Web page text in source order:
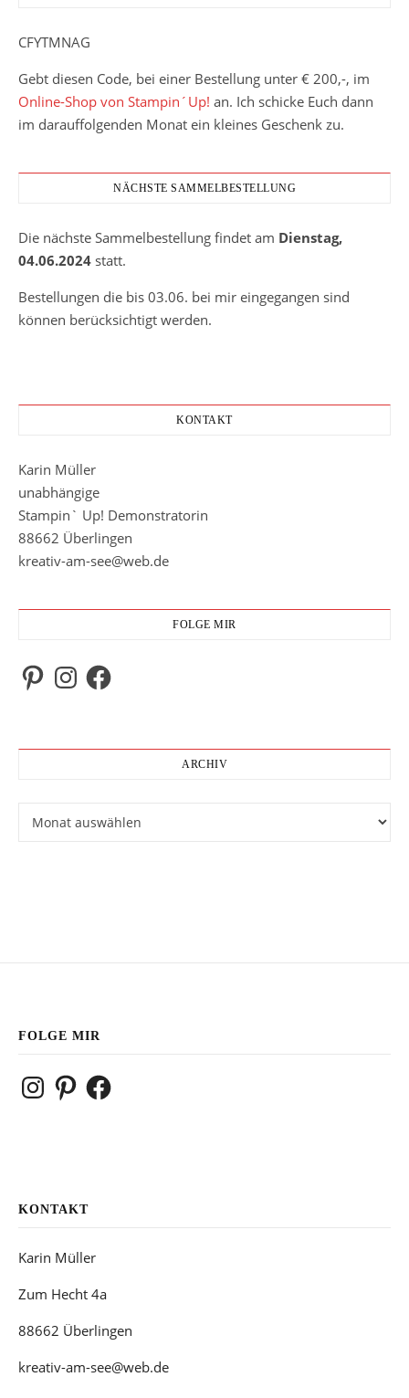
CFYTMNAG
Gebt diesen Code, bei einer Bestellung unter € 200,-, im
Online-Shop von Stampin´Up! an. Ich schicke Euch dann
im darauffolgenden Monat ein kleines Geschenk zu.
NÄCHSTE SAMMELBESTELLUNG
Die nächste Sammelbestellung findet am Dienstag,
04.06.2024 statt.
Bestellungen die bis 03.06. bei mir eingegangen sind
können berücksichtigt werden.
KONTAKT
Karin Müller
unabhängige
Stampin` Up! Demonstratorin
88662 Überlingen
kreativ-am-see@web.de
FOLGE MIR
PinterestInstagramFacebook
ARCHIV
FOLGE MIR
InstagramPinterestFacebook
KONTAKT
Karin Müller
Zum Hecht 4a
88662 Überlingen
kreativ-am-see@web.de